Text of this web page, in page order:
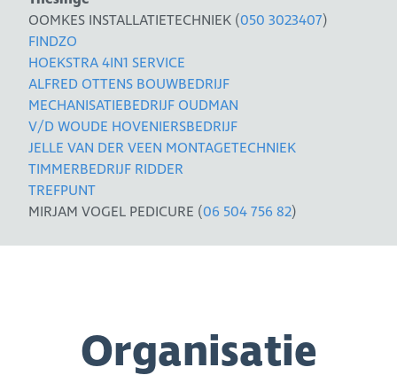
OOMKES INSTALLATIETECHNIEK (050 3023407)
FINDZO
HOEKSTRA 4IN1 SERVICE
ALFRED OTTENS BOUWBEDRIJF
MECHANISATIEBEDRIJF OUDMAN
V/D WOUDE HOVENIERSBEDRIJF
JELLE VAN DER VEEN MONTAGETECHNIEK
TIMMERBEDRIJF RIDDER
TREFPUNT
MIRJAM VOGEL PEDICURE (06 504 756 82)
Organisatie